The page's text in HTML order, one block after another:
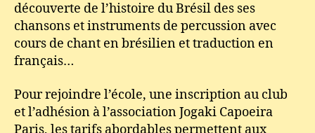
découverte de l’histoire du Brésil des ses
chansons et instruments de percussion avec
cours de chant en brésilien et traduction en
français…
Pour rejoindre l’école, une inscription au club
et l’adhésion à l’association Jogaki Capoeira
Paris, les tarifs abordables permettent aux